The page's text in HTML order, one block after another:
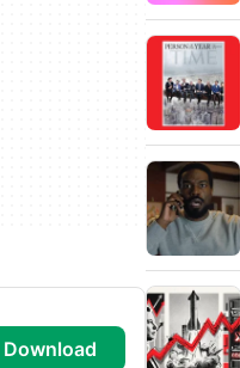
download